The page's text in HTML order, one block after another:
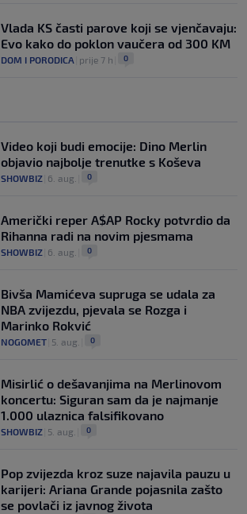
Vlada KS časti parove koji se vjenčavaju:
Evo kako do poklon vaučera od 300 KM
DOM I PORODICA prije 7 h 0
Video koji budi emocije: Dino Merlin
objavio najbolje trenutke s Koševa
SHOWBIZ 6. aug. 0
Američki reper A$AP Rocky potvrdio da
Rihanna radi na novim pjesmama
SHOWBIZ 6. aug. 0
Bivša Mamićeva supruga se udala za
NBA zvijezdu, pjevala se Rozga i
Marinko Rokvić
NOGOMET 5. aug. 0
Misirlić o dešavanjima na Merlinovom
koncertu: Siguran sam da je najmanje
1.000 ulaznica falsifikovano
SHOWBIZ 5. aug. 0
Pop zvijezda kroz suze najavila pauzu u
karijeri: Ariana Grande pojasnila zašto
se povlači iz javnog života